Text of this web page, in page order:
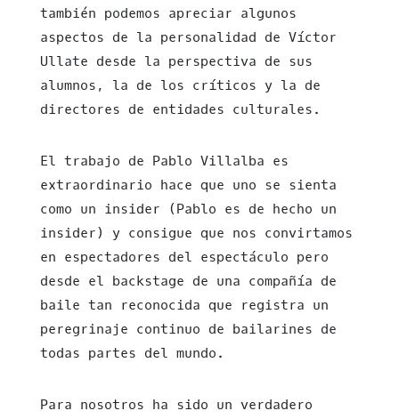
también podemos apreciar algunos
aspectos de la personalidad de Víctor
Ullate desde la perspectiva de sus
alumnos, la de los críticos y la de
directores de entidades culturales.
El trabajo de Pablo Villalba es
extraordinario hace que uno se sienta
como un insider (Pablo es de hecho un
insider) y consigue que nos convirtamos
en espectadores del espectáculo pero
desde el backstage de una compañía de
baile tan reconocida que registra un
peregrinaje continuo de bailarines de
todas partes del mundo.
Para nosotros ha sido un verdadero